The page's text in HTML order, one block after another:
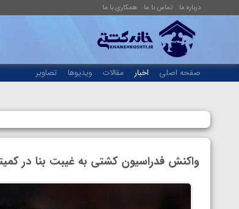
درباره ما تماس با ما همکاری با ما
صفحه اصلی اخبار مقالات ویدیوها تصاویر
واکنش فدراسیون کشتی به غیبت بنا در